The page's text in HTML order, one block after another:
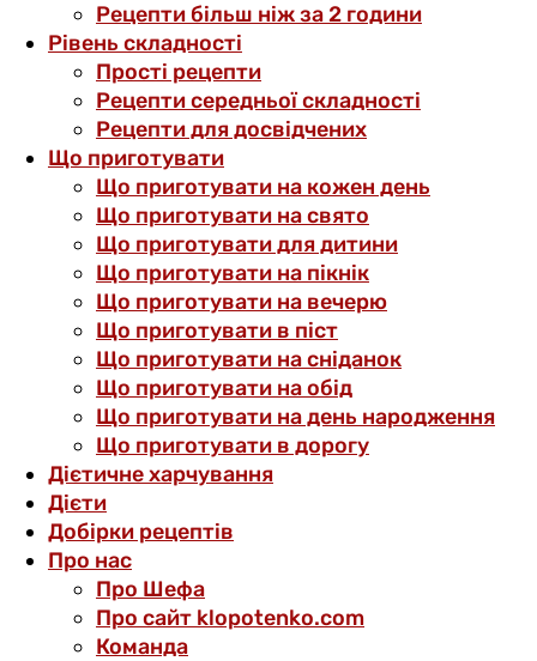
Рецепти більш ніж за 2 години
Рівень складності
Прості рецепти
Рецепти середньої складності
Рецепти для досвідчених
Що приготувати
Що приготувати на кожен день
Що приготувати на свято
Що приготувати для дитини
Що приготувати на пікнік
Що приготувати на вечерю
Що приготувати в піст
Що приготувати на сніданок
Що приготувати на обід
Що приготувати на день народження
Що приготувати в дорогу
Дієтичне харчування
Дієти
Добірки рецептів
Про нас
Про Шефа
Про сайт klopotenko.com
Команда